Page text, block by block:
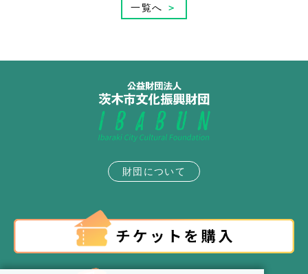
一覧へ ＞
財団について